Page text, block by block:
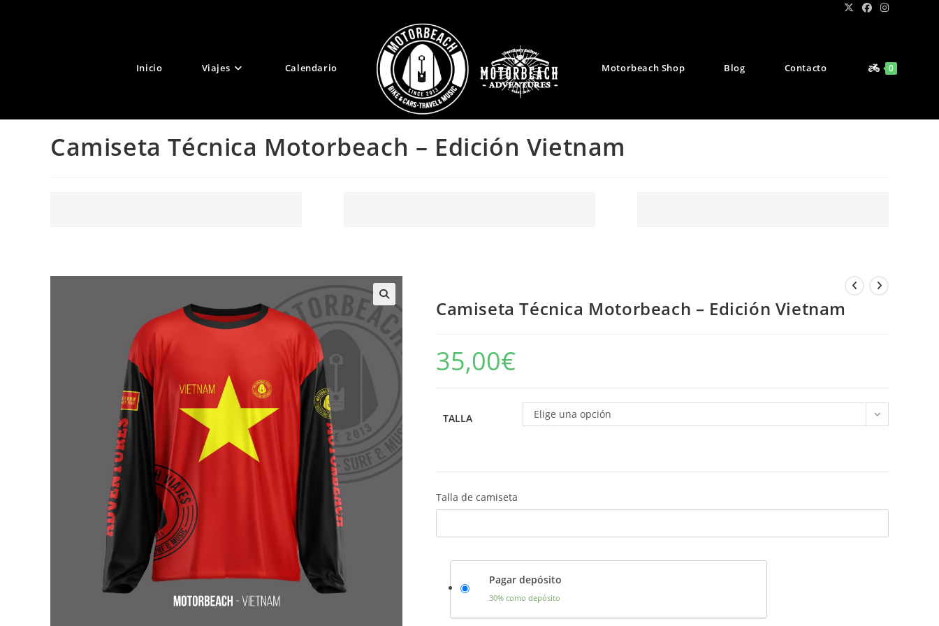
Inicio Viajes Calendario Motorbeach Shop Blog Contacto 0
Camiseta Técnica Motorbeach – Edición Vietnam
Camiseta Técnica Motorbeach – Edición Vietnam
35,00€
TALLA Elige una opción
Talla de camiseta
Pagar depósito
30% como depósito